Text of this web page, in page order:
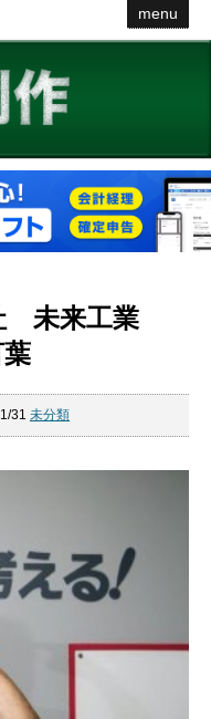
menu
未来工業
31 未分類